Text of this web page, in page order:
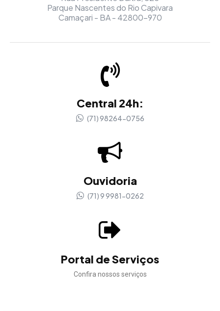
Parque Nascentes do Rio Capivara
Camaçari - BA - 42800-970
Central 24h:
(71) 98264-0756
Ouvidoria
(71) 9 9981-0262
Portal de Serviços
Confira nossos serviços